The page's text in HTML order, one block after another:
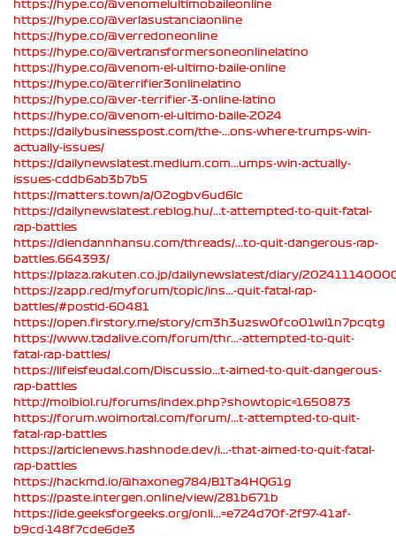
https://hype.co/@venomelultimobaileonline
https://hype.co/@verlasustanciaonline
https://hype.co/@verredoneonline
https://hype.co/@vertransformersoneonlinelatino
https://hype.co/@venom-el-ultimo-baile-online
https://hype.co/@terrifier3onlinelatino
https://hype.co/@ver-terrifier-3-online-latino
https://hype.co/@venom-el-ultimo-baile-2024
https://dailybusinesspost.com/the-...ons-where-trumps-win-
actually-issues/
https://dailynewslatest.medium.com...umps-win-actually-
issues-cddb6ab3b7b5
https://matters.town/a/02ogbv6ud6lc
https://dailynewslatest.reblog.hu/...t-attempted-to-quit-fatal-
rap-battles
https://diendannhansu.com/threads/...to-quit-dangerous-rap-
battles.664393/
https://plaza.rakuten.co.jp/dailynewslatest/diary/
https://zapp.red/myforum/topic/ins...-quit-fatal-rap-
battles/#postid-60481
https://open.firstory.me/story/cm3h3uzsw0fco01wl1n7pcqtg
https://www.tadalive.com/forum/thr...-attempted-to-quit-
fatal-rap-battles/
https://lifeisfeudal.com/Discussio...t-aimed-to-quit-dangerous-
rap-battles
http://molbiol.ru/forums/index.php?showtopic=1650873
https://forum.woimortal.com/forum/...t-attempted-to-quit-
fatal-rap-battles
https://articlenews.hashnode.dev/i...-that-aimed-to-quit-fatal-
rap-battles
https://hackmd.io/@haxoneg784/B1Ta4HQG1g
https://paste.intergen.online/view/281b671b
https://ide.geeksforgeeks.org/onli...=e724d70f-2f97-41af-
b9cd-148f7cde6de3